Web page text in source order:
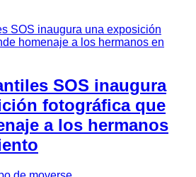
SOS inaugura
fotográfica que
a los hermanos